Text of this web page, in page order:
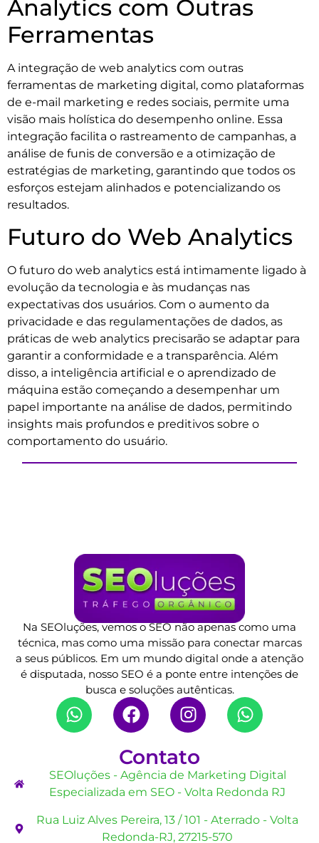
Analytics com Outras
Ferramentas
A integração de web analytics com outras
ferramentas de marketing digital, como plataformas
de e-mail marketing e redes sociais, permite uma
visão mais holística do desempenho online. Essa
integração facilita o rastreamento de campanhas, a
análise de funis de conversão e a otimização de
estratégias de marketing, garantindo que todos os
esforços estejam alinhados e potencializando os
resultados.
Futuro do Web Analytics
O futuro do web analytics está intimamente ligado à
evolução da tecnologia e às mudanças nas
expectativas dos usuários. Com o aumento da
privacidade e das regulamentações de dados, as
práticas de web analytics precisarão se adaptar para
garantir a conformidade e a transparência. Além
disso, a inteligência artificial e o aprendizado de
máquina estão começando a desempenhar um
papel importante na análise de dados, permitindo
insights mais profundos e preditivos sobre o
comportamento do usuário.
Na SEOluções, vemos o SEO não apenas como uma
técnica, mas como uma missão para conectar marcas
a seus públicos. Em um mundo digital onde a atenção
é disputada, nosso SEO é a ponte entre intenções de
busca e soluções autênticas.
Contato
SEOluções - Agência de Marketing Digital
Especializada em SEO - Volta Redonda RJ
Rua Luiz Alves Pereira, 13 / 101 - Aterrado - Volta
Redonda-RJ, 27215-570